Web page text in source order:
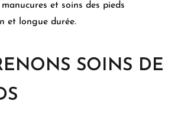
et soins des pieds
et longue durée.
SOINS DE